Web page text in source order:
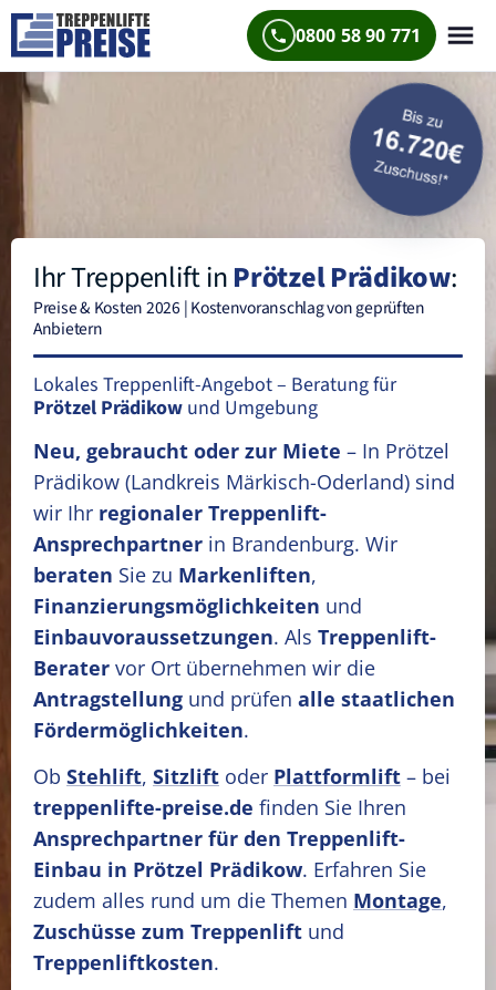
0800 58 90 771
Ihr Treppenlift inPrötzel Prädikow:
Preise & Kosten 2026 | Kostenvoranschlag von geprüften
Anbietern
Lokales Treppenlift-Angebot – Beratung für
Prötzel Prädikow und Umgebung
Neu, gebraucht oder zur Miete – In Prötzel
Prädikow (Landkreis Märkisch-Oderland) sind
wir Ihr regionaler Treppenlift-
Ansprechpartner in Brandenburg. Wir
beraten Sie zu Markenliften,
Finanzierungsmöglichkeiten und
Einbauvoraussetzungen. Als Treppenlift-
Berater vor Ort übernehmen wir die
Antragstellung und prüfen alle staatlichen
Fördermöglichkeiten.
Ob Stehlift, Sitzlift oder Plattformlift – bei
treppenlifte-preise.de finden Sie Ihren
Ansprechpartner für den Treppenlift-
Einbau in Prötzel Prädikow. Erfahren Sie
zudem alles rund um die Themen Montage,
Zuschüsse zum Treppenlift und
Treppenliftkosten.